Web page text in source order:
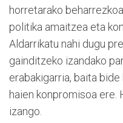
horretarako
politika amaitzea eta
Aldarrikatu nahi dugu
gainditzeko izandako
erabakigarria, baita
haien konpromisoa ere.
izango.